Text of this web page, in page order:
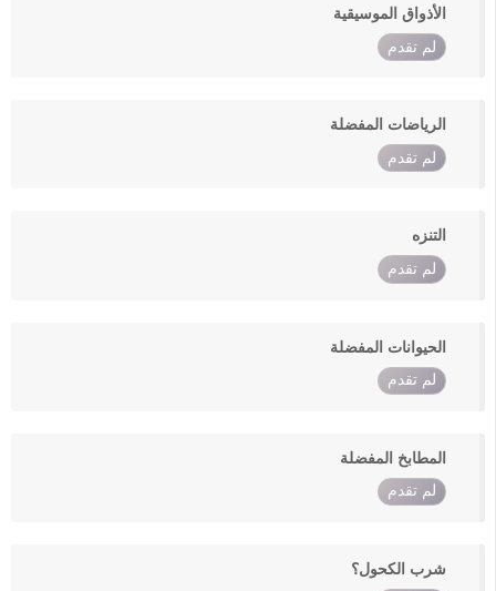
الأذواق الموسيقية
لم تقدم
الرياضات المفضلة
لم تقدم
التنزه
لم تقدم
الحيوانات المفضلة
لم تقدم
المطابخ المفضلة
لم تقدم
شرب الكحول؟